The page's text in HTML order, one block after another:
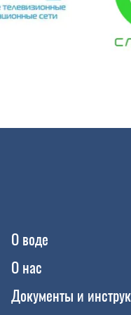
О воде
О нас
Документы и